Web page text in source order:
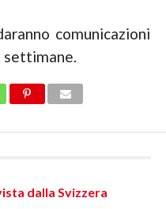
comunicazioni
settimane.
dalla Svizzera